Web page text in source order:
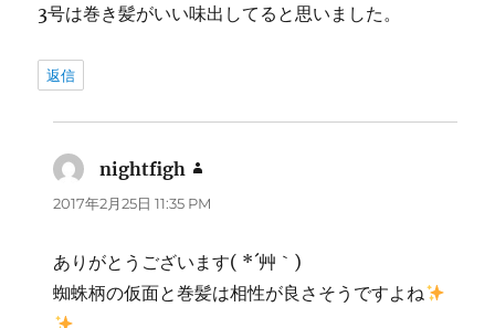
3号は巻き髪がいい味出してると思いました。
返信
nightfigh
り:
2017年2月25日 11:35 PM
ありがとうございます( *´艸｀)
蜘蛛柄の仮面と巻髪は相性が良さそうですよね